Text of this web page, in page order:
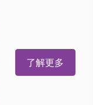
了解更多